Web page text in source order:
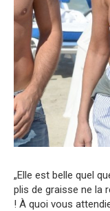
„Elle est belle quel
plis de graisse ne la
! À quoi vous